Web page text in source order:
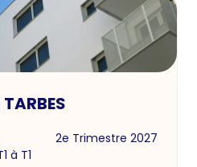
2e Trimestre 2027
à T1